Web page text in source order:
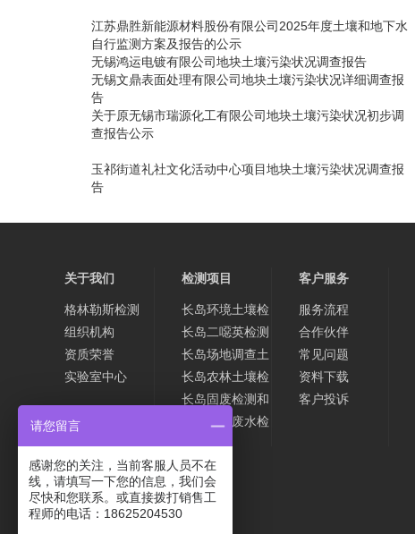
江苏鼎胜新能源材料股份有限公司2025年度土壤和地下水
自行监测方案及报告的公示
无锡鸿运电镀有限公司地块土壤污染状况调查报告
无锡文鼎表面处理有限公司地块土壤污染状况详细调查报
告
关于原无锡市瑞源化工有限公司地块土壤污染状况初步调
查报告公示
玉祁街道礼社文化活动中心项目地块土壤污染状况调查报
告
关于我们
格林勒斯检测
组织机构
资质荣誉
实验室中心
检测项目
长岛环境土壤检
测
长岛二噁英检测
长岛场地调查土
壤检测
长岛农林土壤检
测
长岛固废检测和
长岛水和废水检
测
客户服务
服务流程
合作伙伴
常见问题
资料下载
客户投诉
请您留言
感谢您的关注，当前客服人员不在
线，请填写一下您的信息，我们会
尽快和您联系。或直接拨打销售工
程师的电话：18625204530